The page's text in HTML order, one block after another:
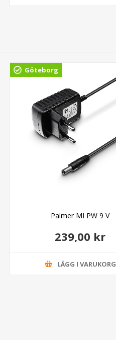
Göteborg
Palmer MI PW 9 V
239,00 kr
LÄGG I VARUKORG